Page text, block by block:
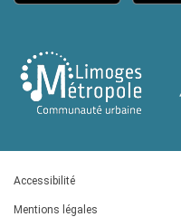
Accessibilité
Mentions légales